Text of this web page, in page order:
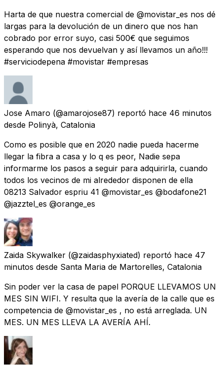
Harta de que nuestra comercial de @movistar_es nos dé
largas para la devolución de un dinero que nos han
cobrado por error suyo, casi 500€ que seguimos
esperando que nos devuelvan y así llevamos un año!!!
#serviciodepena #movistar #empresas
Jose Amaro (@amarojose87) reportó hace 46 minutos
desde Polinyà, Catalonia
Como es posible que en 2020 nadie pueda hacerme
llegar la fibra a casa y lo q es peor, Nadie sepa
informarme los pasos a seguir para adquirirla, cuando
todos los vecinos de mi alrededor disponen de ella
08213 Salvador espriu 41 @movistar_es @bodafone21
@jazztel_es @orange_es
Zaida Skywalker (@zaidasphyxiated) reportó hace 47
minutos desde Santa Maria de Martorelles, Catalonia
Sin poder ver la casa de papel PORQUE LLEVAMOS UN
MES SIN WIFI. Y resulta que la avería de la calle que es
competencia de @movistar_es , no está arreglada. UN
MES. UN MES LLEVA LA AVERÍA AHÍ.